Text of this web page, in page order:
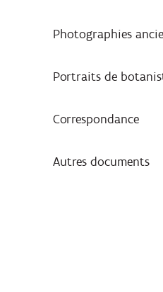
Photographies
Portraits de
Correspondance
Autres documents